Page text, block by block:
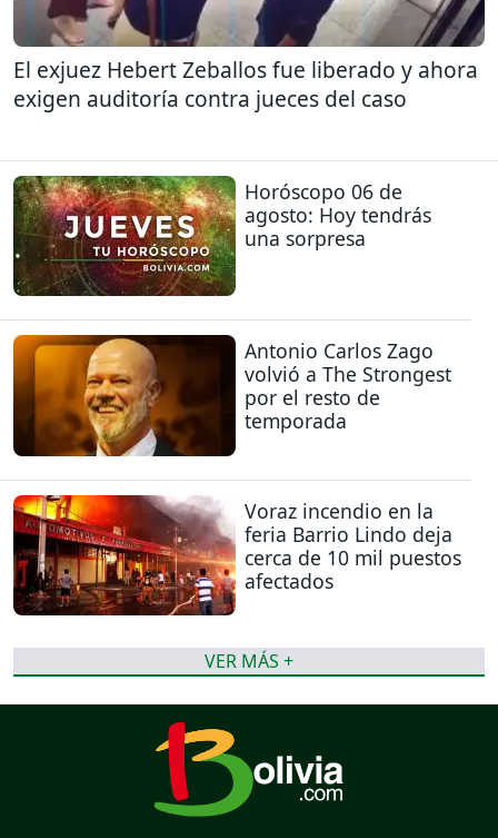
El exjuez Hebert Zeballos fue liberado y ahora
exigen auditoría contra jueces del caso
Horóscopo 06 de
agosto: Hoy tendrás
una sorpresa
Antonio Carlos Zago
volvió a The Strongest
por el resto de
temporada
Voraz incendio en la
feria Barrio Lindo deja
cerca de 10 mil puestos
afectados
VER MÁS +